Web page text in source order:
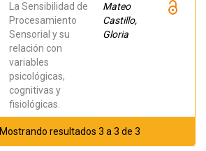
La Sensibilidad de
Procesamiento
Sensorial y su
relación con
variables
psicológicas,
cognitivas y
fisiológicas.
Mateo
Castillo,
Gloria
Mostrando resultados 3 a 3 de 3